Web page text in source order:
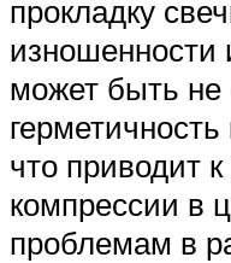
прокладку
изношенности
может быть не
что приводит
компрессии в
проблемам в